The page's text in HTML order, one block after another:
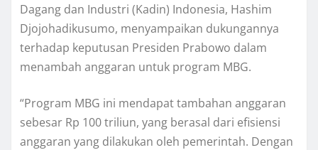
Dagang dan Industri (Kadin) Indonesia, Hashim
Djojohadikusumo, menyampaikan dukungannya
terhadap keputusan Presiden Prabowo dalam
menambah anggaran untuk program MBG.
“Program MBG ini mendapat tambahan anggaran
sebesar Rp 100 triliun, yang berasal dari efisiensi
anggaran yang dilakukan oleh pemerintah. Dengan